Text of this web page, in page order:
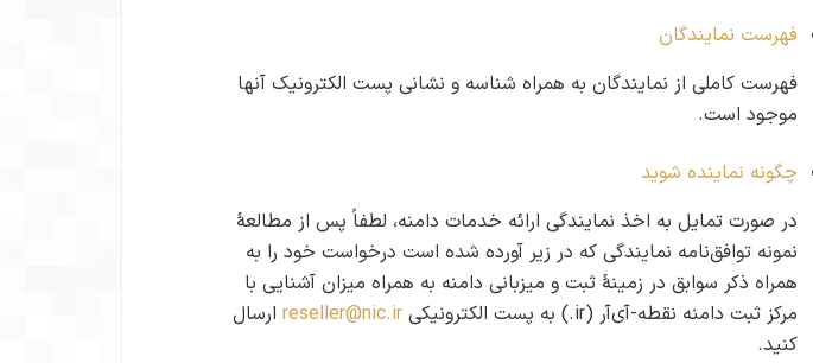
فهرست نمایندگان
فهرست کاملی از نمایندگان به همراه شناسه و نشانی پست الکترونیک آنها
موجود است.
چگونه نماینده شوید
در صورت تمایل به اخذ نمایندگی ارائه خدمات دامنه، لطفاً پس از مطالعهٔ
نمونه توافق‌نامه نمایندگی که در زیر آورده شده است درخواست خود را به
همراه ذکر سوابق در زمینهٔ ثبت و میزبانی دامنه به همراه میزان آشنایی با
مرکز ثبت دامنه نقطه-آی‌آر (‎.ir) به پست الکترونیکی
reseller@nic.ir ارسال
کنید.